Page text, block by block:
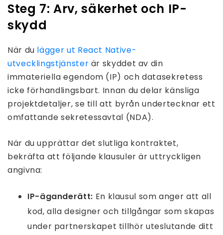
Steg 7: Arv, säkerhet och IP-
skydd
När du lägger ut React Native-
utvecklingstjänster är skyddet av din
immateriella egendom (IP) och datasekretess
icke förhandlingsbart. Innan du delar känsliga
projektdetaljer, se till att byrån undertecknar ett
omfattande sekretessavtal (NDA).
När du upprättar det slutliga kontraktet,
bekräfta att följande klausuler är uttryckligen
angivna:
IP-äganderätt: En klausul som anger att all
kod, alla designer och tillgångar som skapas
under partnerskapet tillhör uteslutande ditt